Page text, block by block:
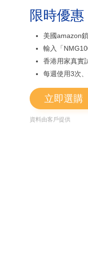
限時優
美國amazon
輸入「
香港用家真實
每週使用3次
立即選購
資料由客戶提供